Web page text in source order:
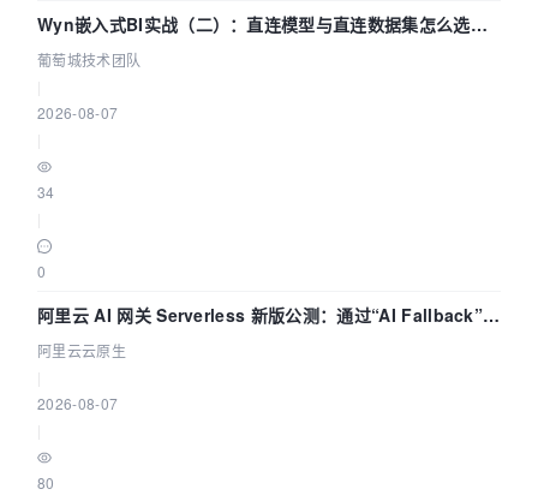
Wyn嵌入式BI实战（二）：直连模型与直连数据集怎么选，
参数为什么不生效？| 葡萄城技术团队
葡萄城技术团队
2026-08-07
34
0
阿里云 AI 网关 Serverless 新版公测：通过“AI Fallback”与
拓扑可视化构建 AI 流量治理底座
阿里云云原生
2026-08-07
80